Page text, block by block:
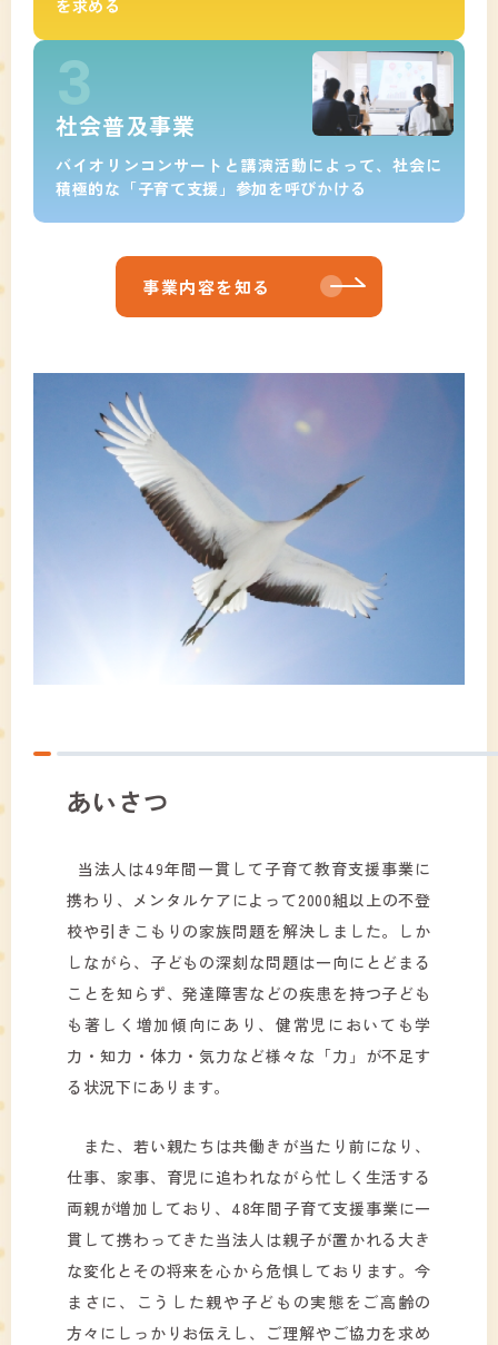
を求める
社会普及事業
バイオリンコンサートと講演活動によって、社会に
積極的な「子育て支援」参加を呼びかける
事業内容を知る
あいさつ
当法人は49年間一貫して子育て教育支援事業に
携わり、メンタルケアによって2000組以上の不登
校や引きこもりの家族問題を解決しました。しか
しながら、子どもの深刻な問題は一向にとどまる
ことを知らず、発達障害などの疾患を持つ子ども
も著しく増加傾向にあり、健常児においても学
力・知力・体力・気力など様々な「力」が不足す
る状況下にあります。
また、若い親たちは共働きが当たり前になり、
仕事、家事、育児に追われながら忙しく生活する
両親が増加しており、48年間子育て支援事業に一
貫して携わってきた当法人は親子が置かれる大き
な変化とその将来を心から危惧しております。今
まさに、こうした親や子どもの実態をご高齢の
方々にしっかりお伝えし、ご理解やご協力を求め